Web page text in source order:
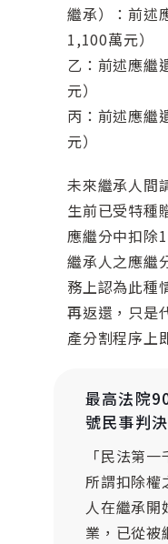
繼承）：前述
1,100萬元）
乙：前述應繼
元）
丙：前述應繼
元）
未來繼承人間
生前已受特種
應繼分中扣除
繼承人之應繼
務上認為此種
再返還，只是
產分割程序上
最高法院
號民事判決
「民法第
所謂扣除權
人在繼承
業，已從被